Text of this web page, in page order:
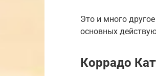
Это и много
основных
Коррадо